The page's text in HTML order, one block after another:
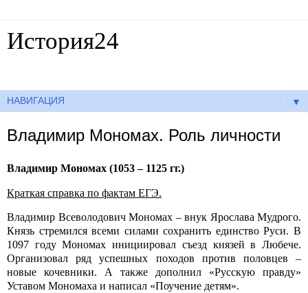
История24
▼
Владимир Мономах. Роль личности
Владимир Мономах (1053 – 1125 гг.)
Краткая справка по фактам ЕГЭ.
Владимир Всеволодович Мономах – внук Ярослава Мудрого.
Князь стремился всеми силами сохранить единство Руси. В
1097 году Мономах инициировал съезд князей в Любече.
Организовал ряд успешных походов против половцев –
новые кочевники. А также дополнил «Русскую правду»
Уставом Мономаха и написал «Поучение детям».